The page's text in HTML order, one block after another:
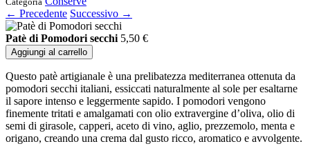
← Precedente Successivo →
Patè di Pomodori secchi 5,50 €
Aggiungi al carrello
Questo patè artigianale è una prelibatezza mediterranea ottenuta da
pomodori secchi italiani, essiccati naturalmente al sole per esaltarne
il sapore intenso e leggermente sapido. I pomodori vengono
finemente tritati e amalgamati con olio extravergine d’oliva, olio di
semi di girasole, capperi, aceto di vino, aglio, prezzemolo, menta e
origano, creando una crema dal gusto ricco, aromatico e avvolgente.